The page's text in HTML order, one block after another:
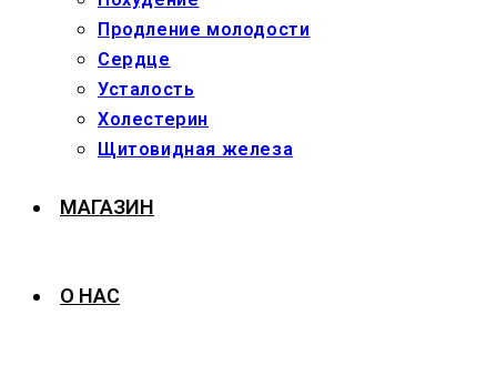
Продление молодости
Сердце
Усталость
Холестерин
Щитовидная железа
МАГАЗИН
О НАС